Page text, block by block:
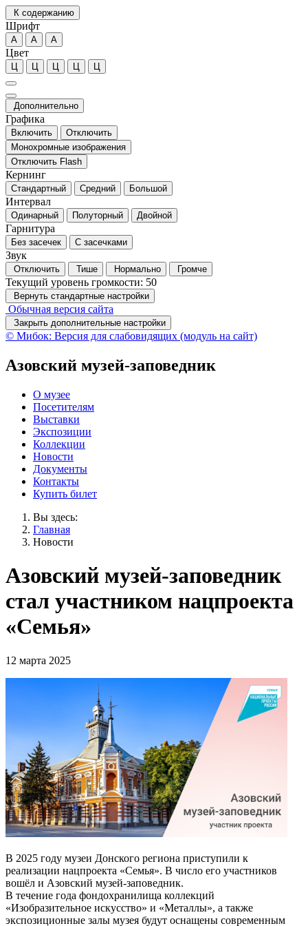
К содержанию
Шрифт
А А А
Цвет
Ц Ц Ц Ц Ц
Дополнительно
Графика
Включить
Отключить
Монохромные изображения
Отключить Flash
Кернинг
Стандартный Средний Большой
Интервал
Одинарный Полуторный Двойной
Гарнитура
Без засечек С засечками
Звук
Отключить Тише Нормально Громче
Текущий уровень громкости: 50
Вернуть стандартные настройки
Обычная версия сайта
Закрыть дополнительные настройки
© Мибок: Версия для слабовидящих (модуль на сайт)
Азовский музей-заповедник
О музее
Посетителям
Выставки
Экспозиции
Коллекции
Новости
Документы
Контакты
Купить билет
Вы здесь:
Главная
Новости
Азовский музей-заповедник
стал участником нацпроекта
«Семья»
12 марта 2025
В 2025 году музеи Донского региона приступили к
реализации нацпроекта «Семья». В число его участников
вошёл и Азовский музей-заповедник.
В течение года фондохранилища коллекций
«Изобразительное искусство» и «Металлы», а также
экспозиционные залы музея будут оснащены современным